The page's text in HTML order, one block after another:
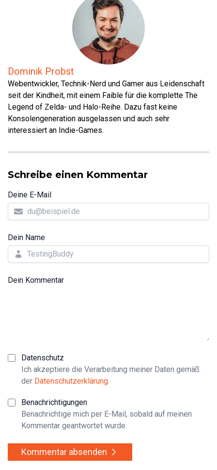
Dominik Probst
Webentwickler, Technik-Nerd und Gamer aus Leidenschaft
seit der Kindheit, mit einem Faible für die komplette The
Legend of Zelda- und Halo-Reihe. Dazu fast keine
Konsolengeneration ausgelassen und auch sehr
interessiert an Indie-Games.
Schreibe einen Kommentar
Deine E-Mail
Dein Name
Dein Kommentar
Datenschutz
Ich akzeptiere die Verarbeitung meiner Daten gemäß
der Datenschutzerklärung
Benachrichtigungen
Benachrichtige mich per E-Mail, sobald auf meinen
Kommentar geantwortet wurde.
Kommentar absenden